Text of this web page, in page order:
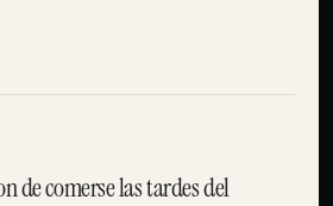
de comerse las tardes del